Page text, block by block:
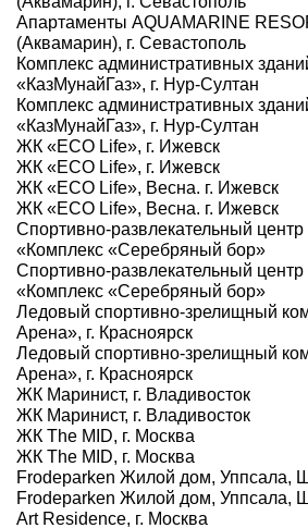
Апартаменты AQUAMARINE
(Аквамарин), г. Севастополь
Комплекс административных
«КазМунайГаз», г. Нур-Султан
Комплекс административных
«КазМунайГаз», г. Нур-Султан
ЖК «ECO Life», г. Ижевск
ЖК «ECO Life», г. Ижевск
ЖК «ECO Life», Весна. г. Ижевск
ЖК «ECO Life», Весна. г. Ижевск
Спортивно-развлекательный
«Комплекс «Серебряный бор»
Спортивно-развлекательный
«Комплекс «Серебряный бор»
Ледовый спортивно-зрелищный
Арена», г. Красноярск
Ледовый спортивно-зрелищный
Арена», г. Красноярск
ЖК Маринист, г. Владивосток
ЖК Маринист, г. Владивосток
ЖК The MID, г. Москва
ЖК The MID, г. Москва
Frodeparken Жилой дом, Уппсала,
Frodeparken Жилой дом, Уппсала,
Art Residence, г. Москва